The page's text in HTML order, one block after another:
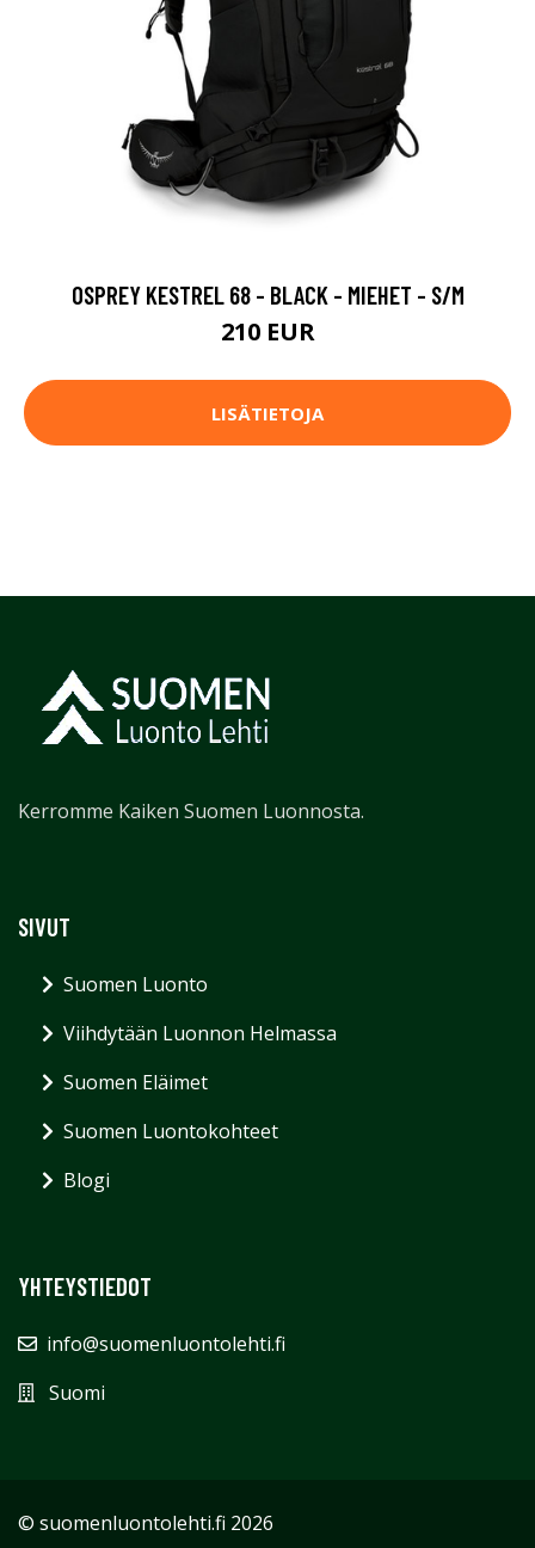
OSPREY KESTREL 68 - BLACK - MIEHET - S/M
210 EUR
LISÄTIETOJA
Kerromme Kaiken Suomen Luonnosta.
SIVUT
Suomen Luonto
Viihdytään Luonnon Helmassa
Suomen Eläimet
Suomen Luontokohteet
Blogi
YHTEYSTIEDOT
info@suomenluontolehti.fi
Suomi
© suomenluontolehti.fi 2026